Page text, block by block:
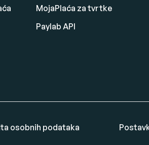
MojaPlaća za tvrtke
Paylab API
osobnih podataka